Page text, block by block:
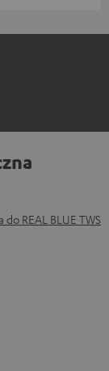
REAL BLUE TWS